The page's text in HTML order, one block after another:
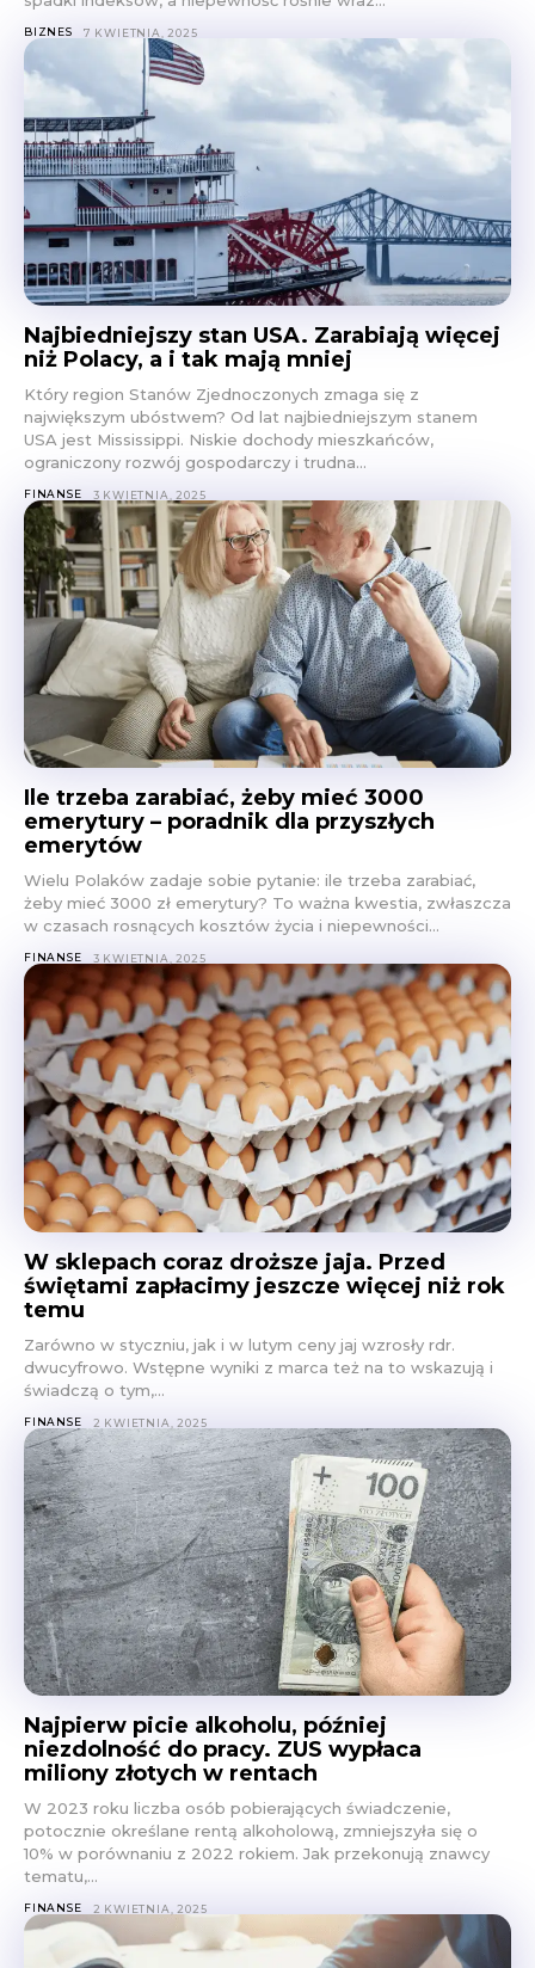
BIZNES 7 KWIETNIA, 2025
Najbiedniejszy stan USA. Zarabiają więcej
niż Polacy, a i tak mają mniej
Który region Stanów Zjednoczonych zmaga się z
największym ubóstwem? Od lat najbiedniejszym stanem
USA jest Mississippi. Niskie dochody mieszkańców,
ograniczony rozwój gospodarczy i trudna...
FINANSE 3 KWIETNIA, 2025
Ile trzeba zarabiać, żeby mieć 3000
emerytury – poradnik dla przyszłych
emerytów
Wielu Polaków zadaje sobie pytanie: ile trzeba zarabiać,
żeby mieć 3000 zł emerytury? To ważna kwestia, zwłaszcza
w czasach rosnących kosztów życia i niepewności...
FINANSE 3 KWIETNIA, 2025
W sklepach coraz droższe jaja. Przed
świętami zapłacimy jeszcze więcej niż rok
temu
Zarówno w styczniu, jak i w lutym ceny jaj wzrosły rdr.
dwucyfrowo. Wstępne wyniki z marca też na to wskazują i
świadczą o tym,...
FINANSE 2 KWIETNIA, 2025
Najpierw picie alkoholu, później
niezdolność do pracy. ZUS wypłaca
miliony złotych w rentach
W 2023 roku liczba osób pobierających świadczenie,
potocznie określane rentą alkoholową, zmniejszyła się o
10% w porównaniu z 2022 rokiem. Jak przekonują znawcy
tematu,...
FINANSE 2 KWIETNIA, 2025